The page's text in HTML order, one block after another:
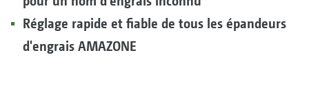
Réglage rapide et fiable de tous les épandeurs
d'engrais AMAZONE